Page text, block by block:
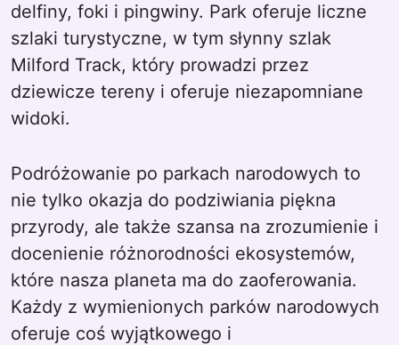
delfiny, foki i pingwiny. Park oferuje liczne
szlaki turystyczne, w tym słynny szlak
Milford Track, który prowadzi przez
dziewicze tereny i oferuje niezapomniane
widoki.
Podróżowanie po parkach narodowych to
nie tylko okazja do podziwiania piękna
przyrody, ale także szansa na zrozumienie i
docenienie różnorodności ekosystemów,
które nasza planeta ma do zaoferowania.
Każdy z wymienionych parków narodowych
oferuje coś wyjątkowego i